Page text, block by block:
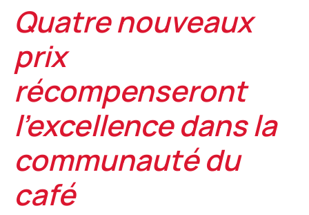
Quatre nouveaux
prix
récompenseront
l'excellence dans la
communauté du
café